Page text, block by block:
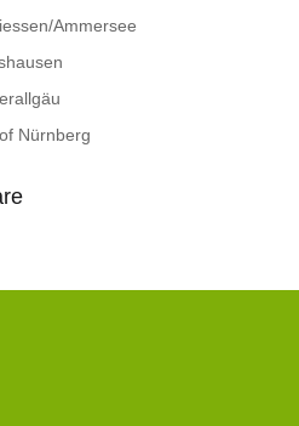
Ammersee
Nürnberg